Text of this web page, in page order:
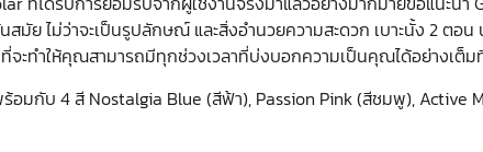
มัย ไม่ว่าจะเป็นรูปลักษณ์ และสิ่งอำนวยความสะดวก เบาะนั้ง 2 ตอ
ที่จะทำให้คุณสามารถมีทุกช่วงเวลาที่บ่งบอกความเป็นคุณได้อย่างเต็ม
อมกับ 4 สี Nostalgia Blue (สีฟ้า), Passion Pink (สีชมพู), Active